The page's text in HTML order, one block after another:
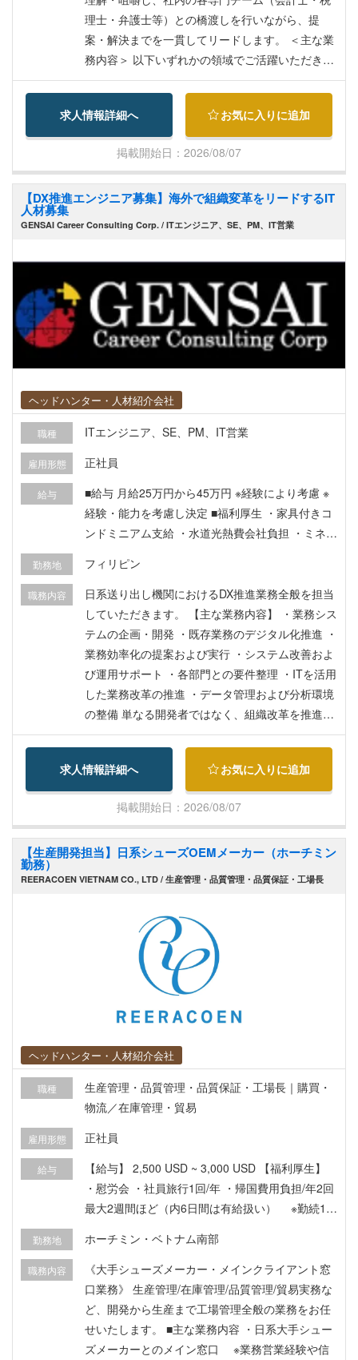
理士・弁護士等）との橋渡しを行いながら、提
案・解決までを一貫してリードします。 ＜主な業
務内容＞ 以下いずれかの領域でご活躍いただきま
す。 ・会計・監査関連アドバイザリー：ベトナム
会計基準（VAS）やIFRS/JGAAP等へのコンバー
ジョン支援、内部統制構築、会計プロセス改善支
援 ・税務アドバイザリー・リスク対応：ベトナム
税務に関する助言、申告サポート、税務調査対
応、移転価格文書化および税務リスク分析 ・進出/
法務/M&A支援：法人設立・ライセンス取得対応、
現地当局対応、財務・税務デューデリジェンス支
企業の経営層・現地拠点トップとの打ち合わせ、
課題抽出、ソリューションの提案およびプロジェ
クト推進 【この求人のポイント】 ・世界最大級の
会計コンサルティングファームのベトナム拠点に
て、日系企業の成長を強力に支援するポジション
み、グローバル人材としての市場価値を高められ
を強化するための募集です。
求人情報詳細へ お気に入りに追加
掲載開始日：2026/08/07
【DX推進エンジニア募集】海外で組織変革をリードするIT
人材募集
GENSAI Career Consulting Corp. / ITエンジニア、SE、PM、IT営業
ヘッドハンター・人材紹介会社
職種 ITエンジニア、SE、PM、IT営業
雇用形態 正社員
給与
■給与 月給25万円から45万円 ※経験により考慮 ※
経験・能力を考慮し決定 ■福利厚生 ・家具付きコ
ンドミニアム支給 ・水道光熱費会社負担 ・ミネラ
険加入 ・ドライバー付き運転手で送迎 ・休日の社
有車使用可
勤務地 フィリピン
職務内容
日系送り出し機関におけるDX推進業務全般を担当
していただきます。 【主な業務内容】 ・業務シス
テムの企画・開発 ・既存業務のデジタル化推進 ・
業務効率化の提案および実行 ・システム改善およ
び運用サポート ・各部門との要件整理 ・ITを活用
した業務改革の推進 ・データ管理および分析環境
の整備 単なる開発者ではなく、組織改革を推進す
るDX人材として活躍いただきます。
求人情報詳細へ お気に入りに追加
掲載開始日：2026/08/07
【生産開発担当】日系シューズOEMメーカー（ホーチミン
勤務）
REERACOEN VIETNAM CO., LTD / 生産管理・品質管理・品質保証・工場長
ヘッドハンター・人材紹介会社
職種
生産管理・品質管理・品質保証・工場長｜購買・
物流／在庫管理・貿易
雇用形態 正社員
給与
【給与】 2,500 USD ~ 3,000 USD 【福利厚生】
・慰労会 ・社員旅行1回/年 ・帰国費用負担/年2回
最大2週間ほど（内6日間は有給扱い） ※勤続1年
担（正規採用後加入※1） ・就労ビザ代 会社負担
（レジデンスカードは正規採用後※1） ・労働許可
証申請費用 会社負担（正規採用後に取得※1） ・
渡航費（日本在住の方に限り、片道チケット代金6
00USD）会社負担 ・月毎に有給休暇消化の為1日
不定期で休み有（年間カレンダーにて決定） ・そ
勤務地 ホーチミン・ベトナム南部
職務内容
《大手シューズメーカー・メインクライアント窓
口業務》 生産管理/在庫管理/品質管理/貿易実務な
ど、開発から生産まで工場管理全般の業務をお任
せいたします。 ■主な業務内容 ・日系大手シュー
ズメーカーとのメイン窓口 ※業務営業経験や信